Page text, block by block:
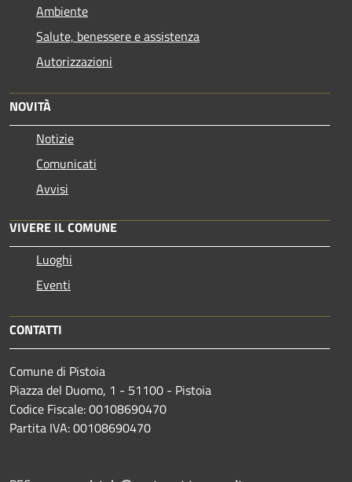
Ambiente
Salute, benessere e assistenza
Autorizzazioni
NOVITÀ
Notizie
Comunicati
Avvisi
VIVERE IL COMUNE
Luoghi
Eventi
CONTATTI
Comune di Pistoia
Piazza del Duomo, 1 - 51100 - Pistoia
Codice Fiscale: 00108690470
Partita IVA: 00108690470